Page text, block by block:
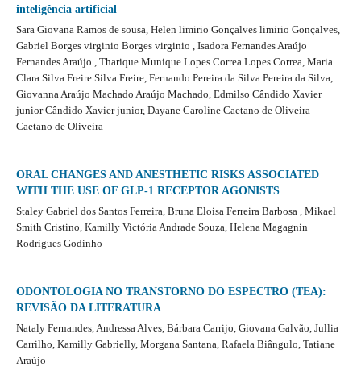
inteligência artificial
Sara Giovana Ramos de sousa, Helen limirio Gonçalves limirio Gonçalves,
Gabriel Borges virginio Borges virginio , Isadora Fernandes Araújo
Fernandes Araújo , Tharique Munique Lopes Correa Lopes Correa, Maria
Clara Silva Freire Silva Freire, Fernando Pereira da Silva Pereira da Silva,
Giovanna Araújo Machado Araújo Machado, Edmilso Cândido Xavier
junior Cândido Xavier junior, Dayane Caroline Caetano de Oliveira
Caetano de Oliveira
ORAL CHANGES AND ANESTHETIC RISKS ASSOCIATED
WITH THE USE OF GLP-1 RECEPTOR AGONISTS
Staley Gabriel dos Santos Ferreira, Bruna Eloisa Ferreira Barbosa , Mikael
Smith Cristino, Kamilly Victória Andrade Souza, Helena Magagnin
Rodrigues Godinho
ODONTOLOGIA NO TRANSTORNO DO ESPECTRO (TEA):
REVISÃO DA LITERATURA
Nataly Fernandes, Andressa Alves, Bárbara Carrijo, Giovana Galvão, Jullia
Carrilho, Kamilly Gabrielly, Morgana Santana, Rafaela Biângulo, Tatiane
Araújo